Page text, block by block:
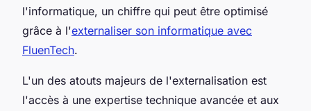
l'informatique, un chiffre qui peut être optimisé
grâce à l'externaliser son informatique avec
FluenTech.
L'un des atouts majeurs de l'externalisation est
l'accès à une expertise technique avancée et aux